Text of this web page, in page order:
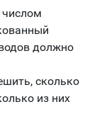
числом
должно
сколько
из них